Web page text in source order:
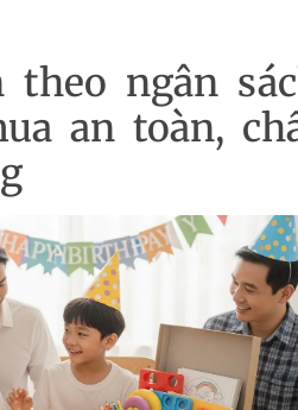
theo ngân
an toàn,